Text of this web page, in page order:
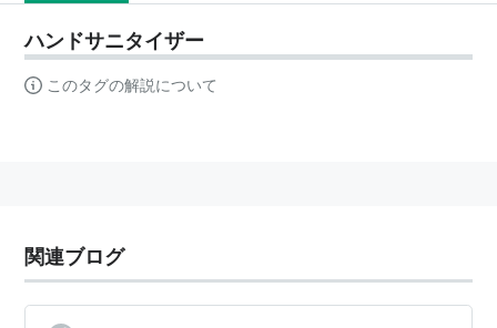
ハンドサニタイザー
このタグの解説について
関連ブログ